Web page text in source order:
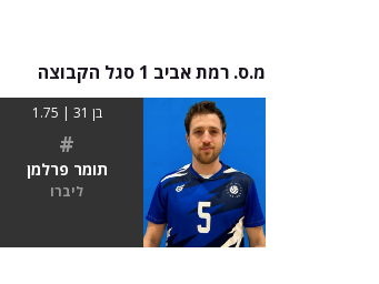
מ.ס. רמת אביב 1 סגל הקבוצה
בן 31 | 1.75
#
תומר פרלמן
ליברו